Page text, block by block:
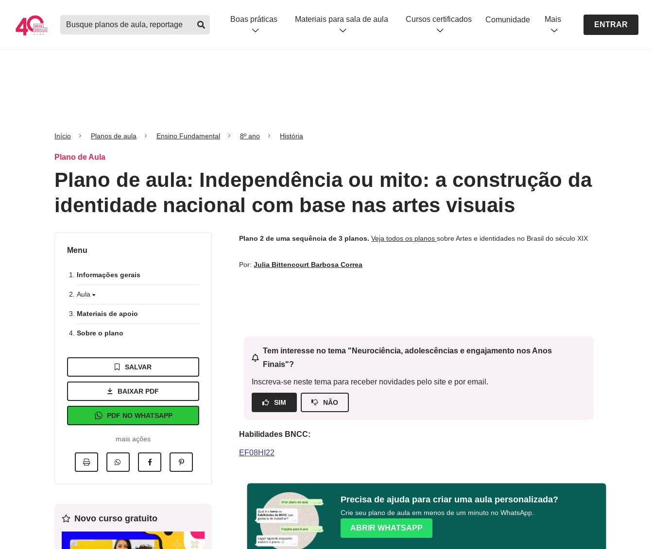
Buscar
planos
Boas práticas Materiais para sala de aula Cursos certificados Comunidade Mais
ENTRAR
Início Planos de aula Ensino Fundamental 8º ano História
Plano de Aula
Plano de aula: Independência ou mito: a construção da
identidade nacional com base nas artes visuais
Menu
Informações gerais
Aula
Materiais de apoio
Sobre o plano
SALVAR
BAIXAR PDF
PDF NO WHATSAPP
mais ações
Novo curso gratuito
Plano 2 de uma sequência de 3 planos. Veja todos os planos sobre Artes e identidades no Brasil do século XIX
Por: Julia Bittencourt Barbosa Correa
Tem interesse no tema "Neurociência, adolescências e engajamento nos Anos
Finais"?
Inscreva-se neste tema para receber novidades pelo site e por email.
SIM NÃO
Habilidades BNCC:
EF08HI22
Precisa de ajuda para criar uma aula personalizada?
Crie seu plano de aula em menos de um minuto no WhatsApp.
ABRIR WHATSAPP